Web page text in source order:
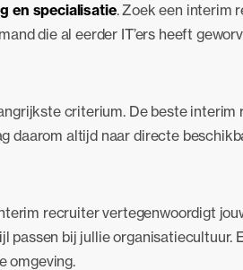
en specialisatie. Zoek een interim
die al eerder IT’ers heeft
criterium. De beste
daarom altijd naar directe
recruiter vertegenwoordigt
passen bij jullie organisatiecultuur.
omgeving.